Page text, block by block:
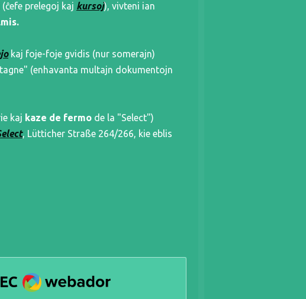
prelegoj kaj kursoj), vivteni ian
kaj foje-foje gvidis (nur somerajn)
(enhavanta multajn dokumentojn
kaj kaze de fermo de la "Select")
, Lütticher Straße 264/266, kie eblis
WEBADOR